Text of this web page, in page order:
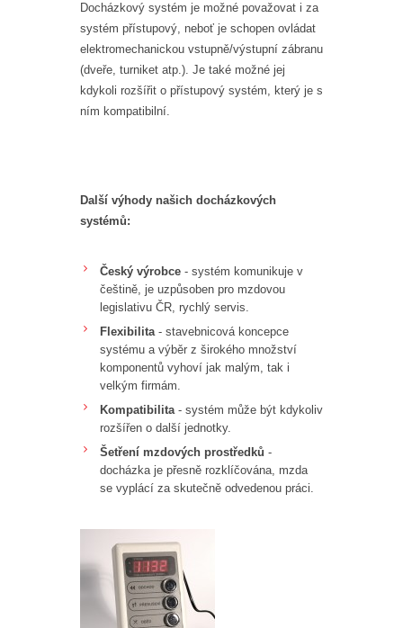
Docházkový systém je možné považovat i za
systém přístupový, neboť je schopen ovládat
elektromechanickou vstupně/výstupní zábranu
(dveře, turniket atp.). Je také možné jej
kdykoli rozšířit o přístupový systém, který je s
ním kompatibilní.
Další výhody našich docházkových
systémů:
Český výrobce - systém komunikuje v
češtině, je uzpůsoben pro mzdovou
legislativu ČR, rychlý servis.
Flexibilita- stavebnicová koncepce
systému a výběr z širokého množství
komponentů vyhoví jak malým, tak i
velkým firmám.
Kompatibilita - systém může být kdykoliv
rozšířen o další jednotky.
Šetření mzdových prostředků -
docházka je přesně rozklíčována, mzda
se vyplácí za skutečně odvedenou práci.